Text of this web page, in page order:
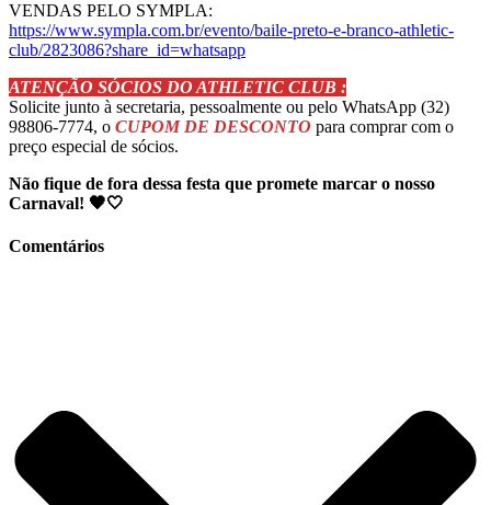
VENDAS PELO SYMPLA:
https://www.sympla.com.br/evento/baile-preto-e-branco-athletic-
club/2823086?share_id=whatsapp
ATENÇÃO SÓCIOS DO ATHLETIC CLUB :
Solicite junto à secretaria, pessoalmente ou pelo WhatsApp (32)
98806-7774, o CUPOM DE DESCONTO para comprar com o
preço especial de sócios.
Não fique de fora dessa festa que promete marcar o nosso
Carnaval! 🖤🤍
Comentários